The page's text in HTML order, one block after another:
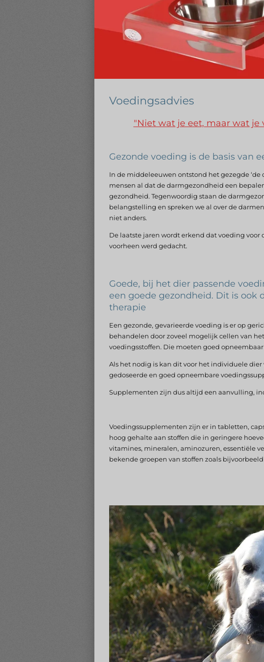
Voedingsadvies
"Niet wat je eet, maar wat
Gezonde voeding is de basis van
In de middeleeuwen ontstond het gezegde ‘de
mensen al dat de darmgezondheid een
gezondheid. Tegenwoordig staan de
belangstelling en spreken we al over de
niet anders.
De laatste jaren wordt erkend dat voeding
voorheen werd gedacht.
Goede, bij het dier passende
een goede gezondheid. Dit is ook
therapie
Een gezonde, gevarieerde voeding is er op
behandelen door zoveel mogelijk cellen van
voedingsstoffen. Die moeten goed
Als het nodig is kan dit voor het individuele
gedoseerde en goed opneembare
Supplementen zijn dus altijd een aanvulling,
Voedingssupplementen zijn er in tabletten,
hoog gehalte aan stoffen die in geringere
vitamines, mineralen, aminozuren, essentiële
bekende groepen van stoffen zoals